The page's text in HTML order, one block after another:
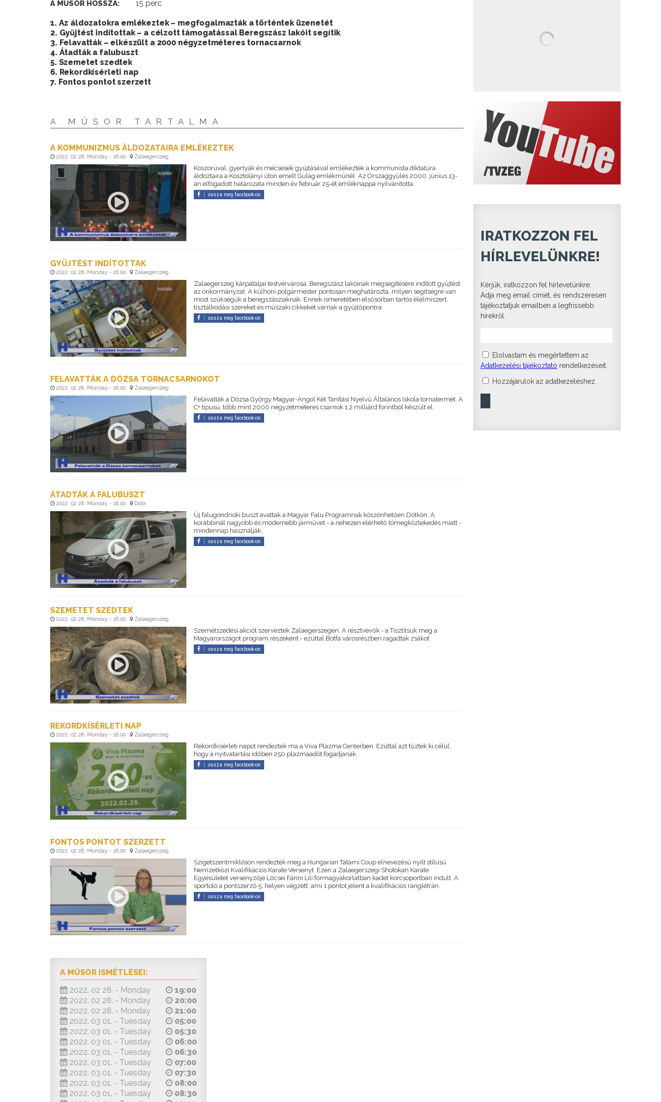
A MŰSOR HOSSZA: 15 perc
1. Az áldozatokra emlékeztek – megfogalmazták a történtek üzenetét
2. Gyűjtést indítottak – a célzott támogatással Beregszász lakóit segítik
3. Felavatták – elkészült a 2000 négyzetméteres tornacsarnok
4. Átadták a falubuszt
5. Szemetet szedtek
6. Rekordkísérleti nap
7. Fontos pontot szerzett
A MŰSOR TARTALMA
A KOMMUNIZMUS ÁLDOZATAIRA EMLÉKEZTEK
2022. 02 28. Monday - 18:00 Zalaegerszeg
Koszorúval, gyertyák és mécsesek gyújtásával emlékeztek a kommunista diktatúra
áldoztaira a Kosztolányi úton emelt Gulág emlékműnél. Az Országgyűlés 2000. június 13-
án elfogadott határozata minden év február 25-ét emléknappá nyilvánította.
ossza meg facebook-on
GYŰJTÉST INDÍTOTTAK
2022. 02 28. Monday - 18:00 Zalaegerszeg
Zalaegerszeg kárpátaljai testvérvárosa, Beregszász lakóinak megsegítésére indított gyűjtést
az önkormányzat. A külhoni polgármester pontosan meghatározta, milyen segítségre van
most szükségük a beregszásziaknak. Ennek ismeretében elsősorban tartós élelmiszert,
tisztálkodási szereket és műszaki cikkeket várnak a gyűjtőpontra.
ossza meg facebook-on
FELAVATTÁK A DÓZSA TORNACSARNOKOT
2022. 02 28. Monday - 18:00 Zalaegerszeg
Felavatták a Dózsa György Magyar-Angol Két Tanítási Nyelvű Általános Iskola tornatermét. A
C+ típusú, több mint 2000 négyzetméteres csarnok 1,2 milliárd forintból készült el.
ossza meg facebook-on
ÁTADTÁK A FALUBUSZT
2022. 02 28. Monday - 18:00 Dötk
Új falugondnoki buszt avattak a Magyar Falu Programnak köszönhetően Dötkön. A
korábbinál nagyobb és modernebb járművet - a nehezen elérhető tömegközlekedés miatt -
mindennap használják.
ossza meg facebook-on
SZEMETET SZEDTEK
2022. 02 28. Monday - 18:00 Zalaegerszeg
Szemétszedési akciót szerveztek Zalaegerszegen. A résztvevők - a Tisztítsuk meg a
Magyarországot program részeként - ezúttal Botfa városrészben ragadtak zsákot.
ossza meg facebook-on
REKORDKÍSÉRLETI NAP
2022. 02 28. Monday - 18:00 Zalaegerszeg
Rekordkísérleti napot rendeztek ma a Viva Plazma Centerben. Ezúttal azt tűzték ki célul,
hogy a nyitvatartási időben 250 plazmaadót fogadjanak.
ossza meg facebook-on
FONTOS PONTOT SZERZETT
2022. 02 28. Monday - 18:00 Zalaegerszeg
Szigetszentmiklóson rendezték meg a Hungarian Tatami Coup elnevezésű nyílt stílusú
Nemzetközi Kvalifikációs Karate Versenyt. Ezen a Zalaegerszegi Shotokan Karate
Egyesületet versenyzője Lőcsei Fanni Lili formagyakorlatban kadet korcsoportban indult. A
sportoló a pontszerző 5. helyen végzett, ami 1 pontot jelent a kvalifikációs ranglétrán.
ossza meg facebook-on
A MŰSOR ISMÉTLÉSEI:
2022. 02 28. - Monday
19:00
2022. 02 28. - Monday
20:00
2022. 02 28. - Monday
21:00
2022. 03 01. - Tuesday
05:00
2022. 03 01. - Tuesday
05:30
2022. 03 01. - Tuesday
06:00
2022. 03 01. - Tuesday
06:30
2022. 03 01. - Tuesday
07:00
2022. 03 01. - Tuesday
07:30
2022. 03 01. - Tuesday
08:00
2022. 03 01. - Tuesday
08:30
IRATKOZZON FEL
HÍRLEVELÜNKRE!
Kérjük, iratkozzon fel hírlevelünkre.
Adja meg email címét, és rendszeresen
tájékoztatjuk emailben a legfrissebb
hírekről.
Elolvastam és megértettem az
Adatkezelési tájékoztató rendelkezéseit.
Hozzájárulok az adatkezeléshez.